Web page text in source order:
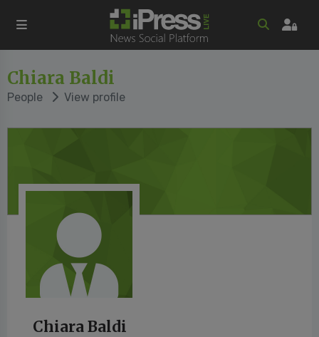
Chiara Baldi
People View profile
Chiara Baldi